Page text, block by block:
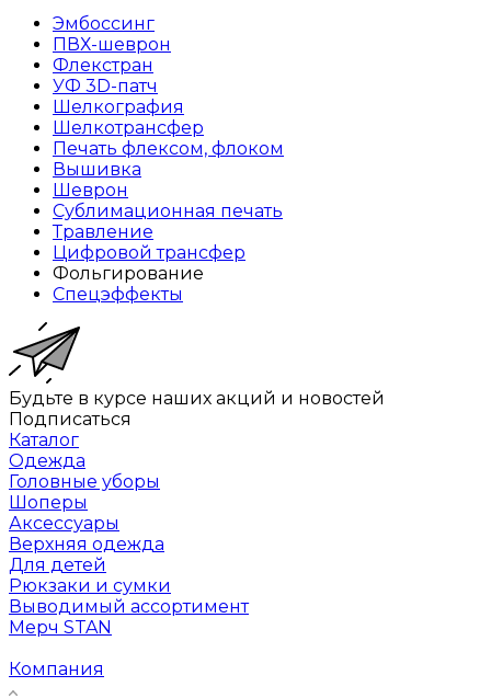
Эмбоссинг
ПВХ-шеврон
Флекстран
УФ 3D-патч
Шелкография
Шелкотрансфер
Печать флексом, флоком
Вышивка
Шеврон
Сублимационная печать
Травление
Цифровой трансфер
Фольгирование
Спецэффекты
Будьте в курсе наших акций и новостей
Подписаться
Каталог
Одежда
Головные уборы
Шоперы
Аксессуары
Верхняя одежда
Для детей
Рюкзаки и сумки
Выводимый ассортимент
Мерч STAN
Компания